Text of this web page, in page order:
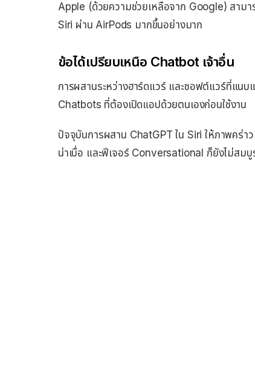
Apple (ด้วยความช่วยเหลือจาก Google) สามา
Siri ผ่าน AirPods มากขึ้นอย่างมาก
ข้อได้เปรียบเหนือ Chatbot เจ้าอื่น
การผสานระหว่างฮาร์ดแวร์ และซอฟต์แวร์ที่แน
Chatbots ที่ต้องเปิดแอปด้วยตนเองก่อนใช้งาน
ปัจจุบันการผสาน ChatGPT ใน Siri ให้ภาพคร่า
น่าเบื่อ และฟีเจอร์ Conversational ก็ยังไม่สม